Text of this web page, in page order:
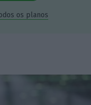
os planos